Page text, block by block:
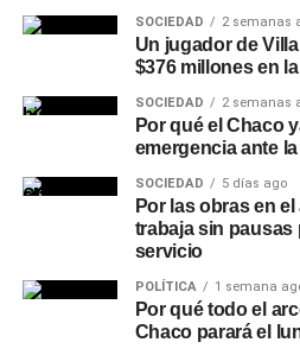
SOCIEDAD 2 semanas
Un jugador de
$376 millones en
SOCIEDAD 2 semanas
Por qué el Chaco
emergencia ante
SOCIEDAD 5 días ago
Por las obras en
trabaja sin pausas
servicio
POLÍTICA 1 semana
Por qué todo el
Chaco parará el